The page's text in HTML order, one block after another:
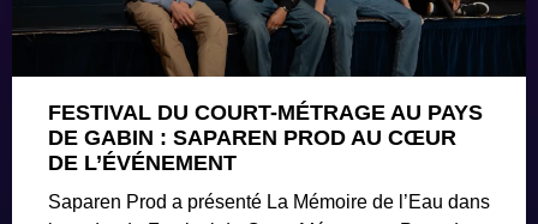
FESTIVAL DU COURT-MÉTRAGE AU PAYS
DE GABIN : SAPAREN PROD AU CŒUR
DE L’ÉVÉNEMENT
Saparen Prod a présenté La Mémoire de l’Eau dans